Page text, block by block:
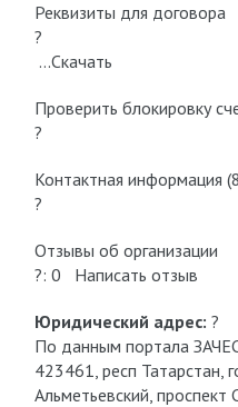
Реквизиты для договора
?
…Скачать
Проверить блокировку
?
Контактная информация
?
Отзывы об организации
?: 0 Написать отзыв
Юридический адрес: ?
По данным портала
423461, респ Татарстан,
Альметьевский, проспект